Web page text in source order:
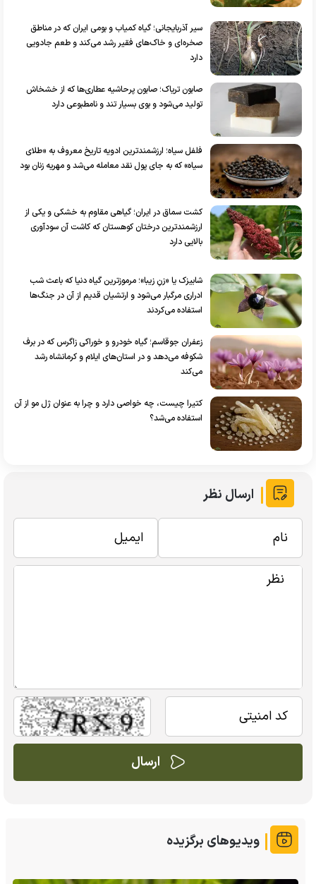
سیر آذربایجانی؛ گیاه کمیاب و بومی ایران که در مناطق
صخره‌ای و خاک‌های فقیر رشد می‌کند و طعم جادویی
دارد
صابون تریاک؛ صابون پرحاشیه عطاری‌ها که از خشخاش
تولید می‌شود و بوی بسیار تند و نامطبوعی دارد
فلفل سیاه؛ ارزشمندترین ادویه تاریخ معروف به «طلای
سیاه» که به جای پول نقد معامله می‌شد و مهریه زنان بود
کشت سماق در ایران؛ گیاهی مقاوم به خشکی و یکی از
ارزشمندترین درختان کوهستان که کاشت آن سودآوری
بالایی دارد
شابیزک یا «زنِ زیبا»؛ مرموزترین گیاه دنیا که باعث شب
ادراری مرگبار می‌شود و ارتشیان قدیم از آن در جنگ‌ها
استفاده می‌کردند
زعفران جوقاسم؛ گیاه خودرو و خوراکی زاگرس که در برف
شکوفه می‌دهد و در استان‌های ایلام و کرمانشاه رشد
می‌کند
کتیرا چیست، چه خواصی دارد و چرا به عنوان ژل مو از آن
استفاده می‌شد؟
ارسال نظر
ویدیوهای برگزیده